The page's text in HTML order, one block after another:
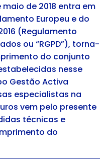
de 2018 entra em
Europeu e do
(Regulamento
ou “RGPD”), torna-
do conjunto
nesse
Gestão Activa
especialistas na
vem pelo presente
técnicas e
do